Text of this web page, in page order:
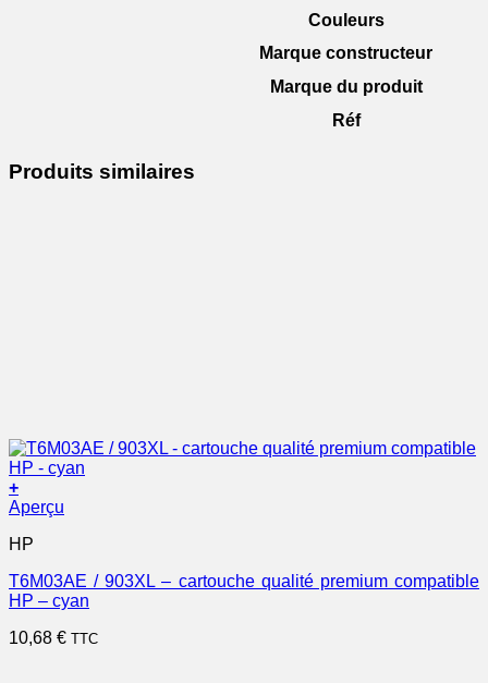
Couleurs
Marque constructeur
Marque du produit
Réf
Produits similaires
+
Aperçu
HP
T6M03AE / 903XL – cartouche qualité premium compatible
HP – cyan
10,68 € TTC